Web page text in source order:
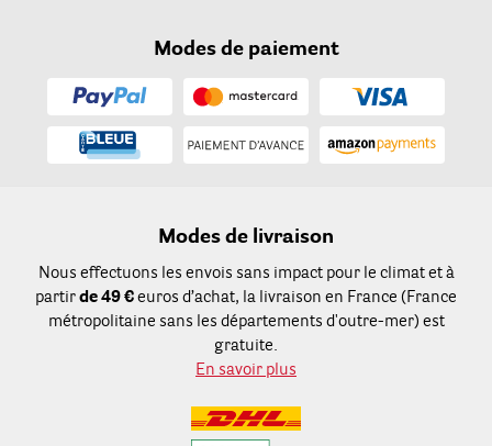
Modes de paiement
Modes de livraison
Nous effectuons les envois sans impact pour le climat et à
partir de 49 € euros d’achat, la livraison en France (France
métropolitaine sans les départements d'outre-mer) est
gratuite.
En savoir plus